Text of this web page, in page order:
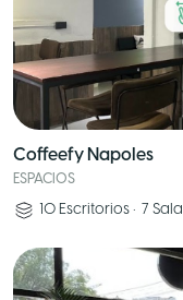
Coffeefy Napoles
ESPACIOS
10 Escritorios • 7